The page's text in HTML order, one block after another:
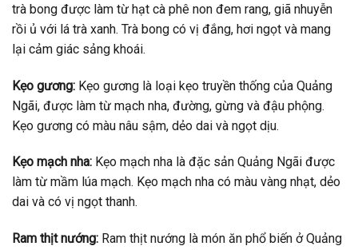
trà bong được làm từ hạt cà phê non đem rang, giã nhuyễn
rồi ủ với lá trà xanh. Trà bong có vị đắng, hơi ngọt và mang
lại cảm giác sảng khoái.
Kẹo gương: Kẹo gương là loại kẹo truyền thống của Quảng
Ngãi, được làm từ mạch nha, đường, gừng và đậu phộng.
Kẹo gương có màu nâu sậm, dẻo dai và ngọt dịu.
Kẹo mạch nha: Kẹo mạch nha là đặc sản Quảng Ngãi được
làm từ mầm lúa mạch. Kẹo mạch nha có màu vàng nhạt, dẻo
dai và có vị ngọt thanh.
Ram thịt nướng: Ram thịt nướng là món ăn phổ biến ở Quảng